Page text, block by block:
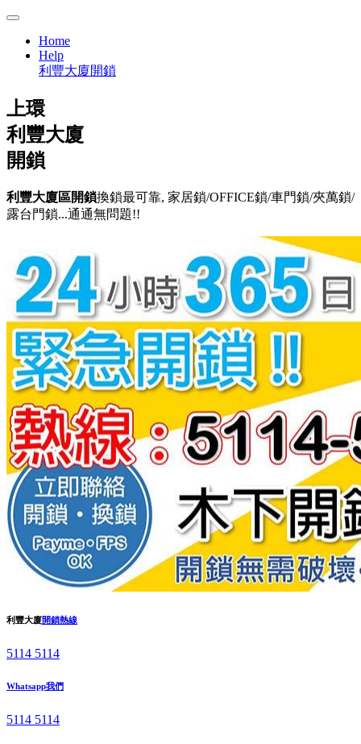
Home
Help
利豐大廈開鎖
上環
利豐大廈
開鎖
利豐大廈區開鎖換鎖最可靠, 家居鎖/OFFICE鎖/車門鎖/夾萬鎖/
露台門鎖...通通無問題!!
利豐大廈開鎖熱線
5114 5114
Whatsapp我們
5114 5114